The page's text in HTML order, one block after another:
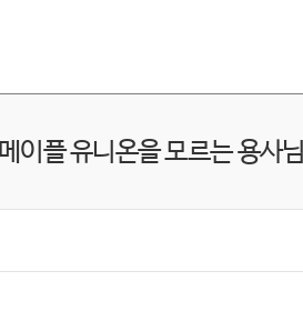
이플 유니온을 모르는 용사